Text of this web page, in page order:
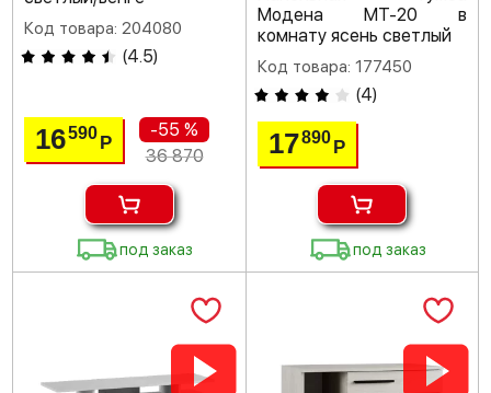
Код товара: 204080
(4.5)
16590Р
-55 %
36 870
под заказ
Модена МТ-20 в
комнату ясень светлый
Код товара: 177450
(4)
17890 Р
под заказ